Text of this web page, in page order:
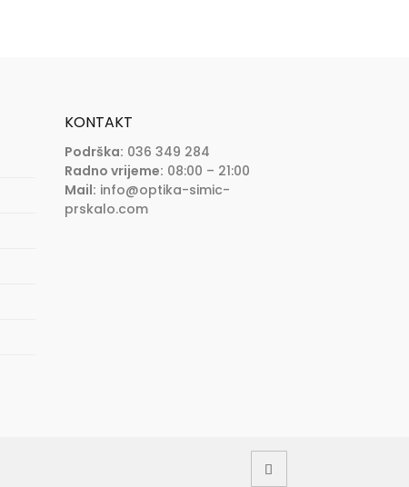
KONTAKT
Podrška: 036 349 284
Radno vrijeme: 08:00 – 21:00
Mail: info@optika-simic-
prskalo.com